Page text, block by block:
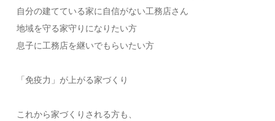
自分の建てている家に自信がない工務店さん
地域を守る家守りになりたい方
息子に工務店を継いでもらいたい方
「免疫力」が上がる家づくり
これから家づくりされる方も、